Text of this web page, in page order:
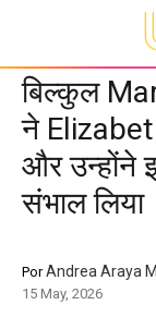
बिल्कुल
ने
और उन्होंने
संभाल लिया
PorAndrea Araya
15 May, 2026